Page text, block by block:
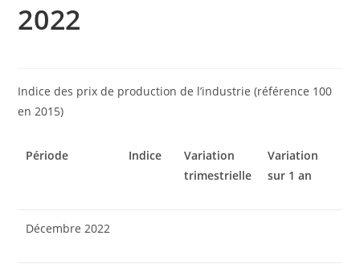
2022
Indice des prix de production de l’industrie (référence 100
en 2015)
Période Indice
Variation
trimestrielle
Variation
sur 1 an
Décembre 2022